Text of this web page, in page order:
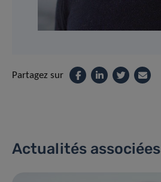
Partagez sur
Actualités associées